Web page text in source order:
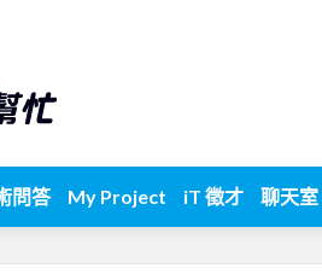
問答 My Project iT 徵才 聊天室